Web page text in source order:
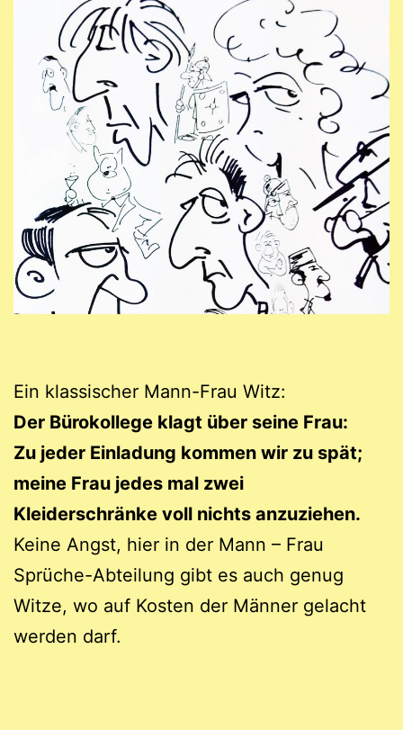
Ein klassischer Mann-Frau Witz:
Der Bürokollege klagt über seine Frau:
Zu jeder Einladung kommen wir zu spät;
meine Frau jedes mal zwei
Kleiderschränke voll nichts anzuziehen.
Keine Angst, hier in der Mann – Frau
Sprüche-Abteilung gibt es auch genug
Witze, wo auf Kosten der Männer gelacht
werden darf.